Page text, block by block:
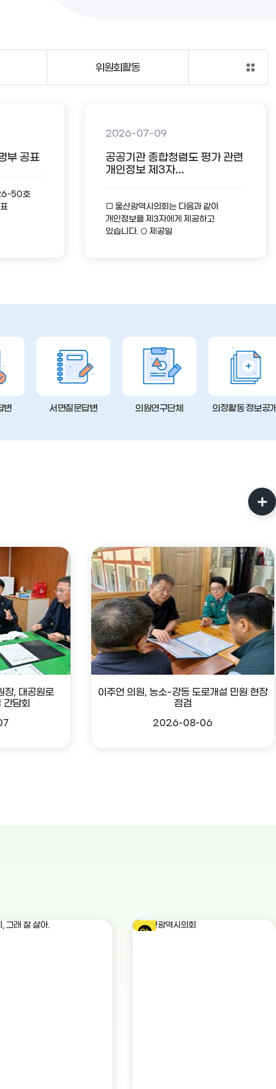
부 공표
50호
2026-07-09
공공기관 종합청렴도 평가 관련
개인정보 제3자...
□ 울산광역시의회는 다음과 같이
개인정보를 제3자에게 제공하고
있습니다. ○ 제공일
위원회활동
변 서면질문답변 의원연구단체 의정활동 정보공
장, 대공원로
담회
이주언 의원, 농소-강동 도로개설 민원 현장
점검
2026-08-06